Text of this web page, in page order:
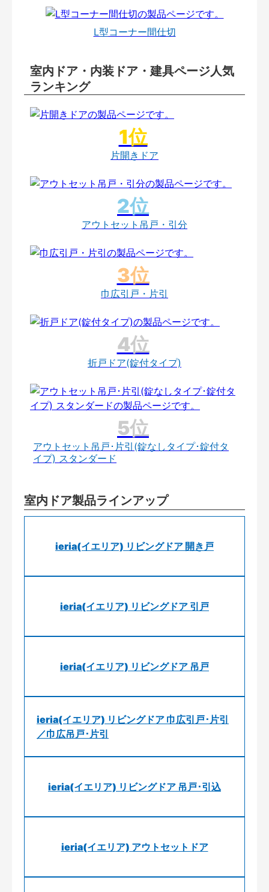
L型コーナー間仕切
室内ドア・内装ドア・建具ページ人気
ランキング
片開きドア
アウトセット吊戸・引分
巾広引戸・片引
折戸ドア(錠付タイプ)
アウトセット吊戸･片引(錠なしタイプ･錠付タ
イプ) スタンダード
室内ドア製品ラインアップ
ieria(イエリア) リビングドア 開き戸
ieria(イエリア) リビングドア 引戸
ieria(イエリア) リビングドア 吊戸
ieria(イエリア) リビングドア 巾広引戸･片引
／巾広吊戸･片引
ieria(イエリア) リビングドア 吊戸･引込
ieria(イエリア) アウトセットドア